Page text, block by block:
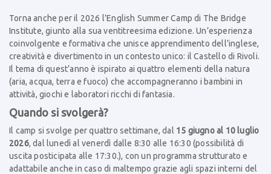
Torna anche per il 2026 l’English Summer Camp di The Bridge
Institute, giunto alla sua ventitreesima edizione. Un’esperienza
coinvolgente e formativa che unisce apprendimento dell’inglese,
creatività e divertimento in un contesto unico: il Castello di Rivoli.
Il tema di quest’anno è ispirato ai quattro elementi della natura
(aria, acqua, terra e fuoco) che accompagneranno i bambini in
attività, giochi e laboratori ricchi di fantasia.
Quando si svolgerà?
Il camp si svolge per quattro settimane, dal 15 giugno al 10 luglio
2026, dal lunedì al venerdì dalle 8:30 alle 16:30 (possibilità di
uscita posticipata alle 17:30.), con un programma strutturato e
adattabile anche in caso di maltempo grazie agli spazi interni del